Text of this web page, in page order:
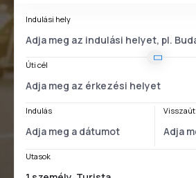
Indulási hely
Úti cél
Indulás Visszaút
Utasok